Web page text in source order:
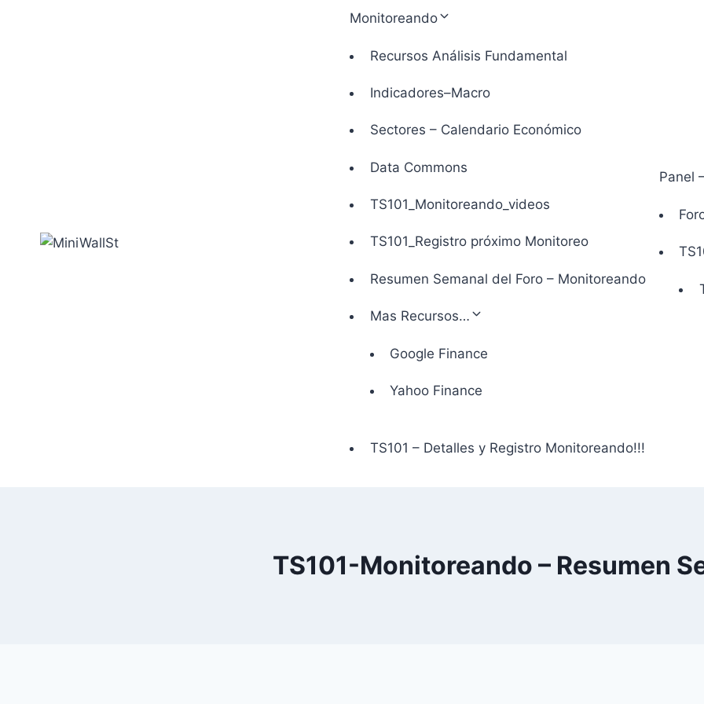
Monitoreando
Recursos Análisis Fundamental
Indicadores–Macro
Sectores – Calendario Económico
Data Commons
TS101_Monitoreando_videos
TS101_Registro próximo Monitoreo
Resumen Semanal del Foro – Monitoreando
Mas Recursos…
Google Finance
Yahoo Finance
TS101 – Detalles y Registro Monitoreando!!!
Panel
TS101-Monitoreando – Resumen